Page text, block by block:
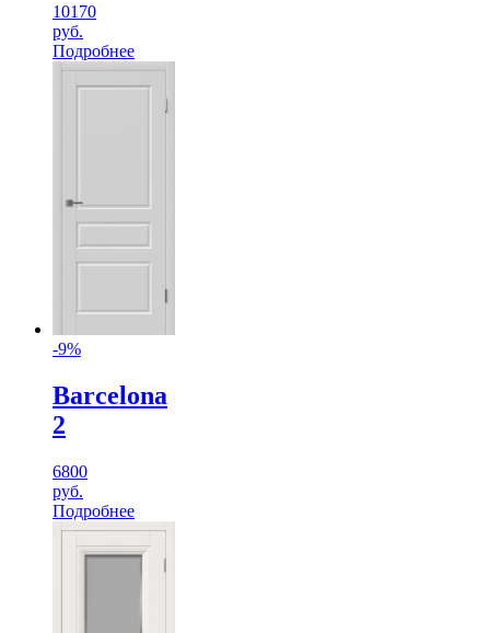
10170
руб.
Подробнее
-9%
Barcelona
2
6800
руб.
Подробнее